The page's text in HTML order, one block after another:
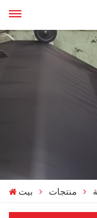
بيت منتجات